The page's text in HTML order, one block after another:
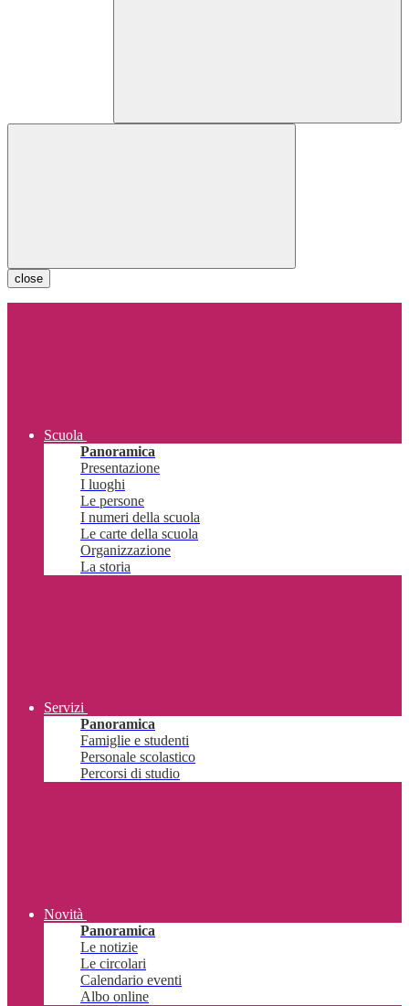
close
Scuola
Panoramica
Presentazione
I luoghi
Le persone
I numeri della scuola
Le carte della scuola
Organizzazione
La storia
Servizi
Panoramica
Famiglie e studenti
Personale scolastico
Percorsi di studio
Novità
Panoramica
Le notizie
Le circolari
Calendario eventi
Albo online